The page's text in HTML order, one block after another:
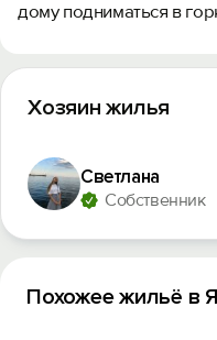
дому подниматься в
Хозяин жилья
Светлана
Собственник
Похожее жильё в